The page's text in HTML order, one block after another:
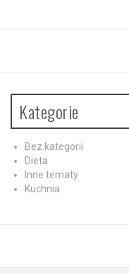
Kategorie
Bez kategorii
Dieta
Inne tematy
Kuchnia